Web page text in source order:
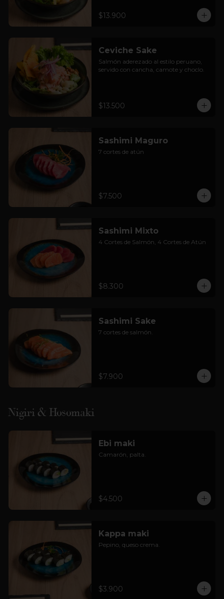
$13.900
Ceviche Sake
Salmón aderezado al estilo peruano,
servido con cancha, camote y choclo.
$13.500
Sashimi Maguro
7 cortes de atún
$7.500
Sashimi Mixto
4 Cortes de Salmón, 4 Cortes de Atún
$8.300
Sashimi Sake
7 cortes de salmón.
$7.900
Nigiri & Hosomaki
Ebi maki
Camarón, palta.
$4.500
Kappa maki
Pepino, queso crema.
$3.900